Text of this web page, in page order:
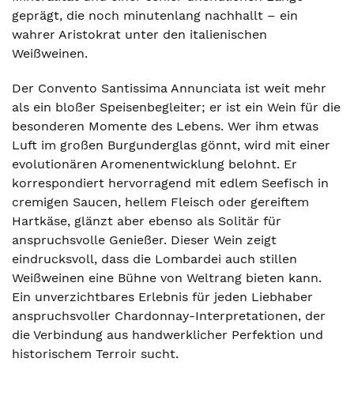
geprägt, die noch minutenlang nachhallt – ein
wahrer Aristokrat unter den italienischen
Weißweinen.
Der Convento Santissima Annunciata ist weit mehr
als ein bloßer Speisenbegleiter; er ist ein Wein für die
besonderen Momente des Lebens. Wer ihm etwas
Luft im großen Burgunderglas gönnt, wird mit einer
evolutionären Aromenentwicklung belohnt. Er
korrespondiert hervorragend mit edlem Seefisch in
cremigen Saucen, hellem Fleisch oder gereiftem
Hartkäse, glänzt aber ebenso als Solitär für
anspruchsvolle Genießer. Dieser Wein zeigt
eindrucksvoll, dass die Lombardei auch stillen
Weißweinen eine Bühne von Weltrang bieten kann.
Ein unverzichtbares Erlebnis für jeden Liebhaber
anspruchsvoller Chardonnay-Interpretationen, der
die Verbindung aus handwerklicher Perfektion und
historischem Terroir sucht.